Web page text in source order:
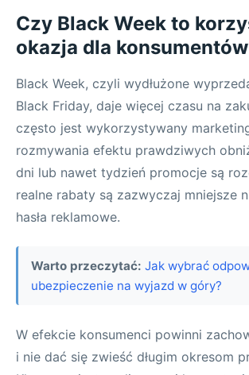
Czy Black Week to
okazja dla
Black Week, czyli wydłużone
Black Friday, daje więcej czasu na
często jest wykorzystywany
rozmywania efektu prawdziwych
dni lub nawet tydzień promocje są
realne rabaty są zazwyczaj mniejsze
hasła reklamowe.
Warto przeczytać: Jak wybrać
ubezpieczenie na wyjazd w góry?
W efekcie konsumenci powinni
i nie dać się zwieść długim okresom